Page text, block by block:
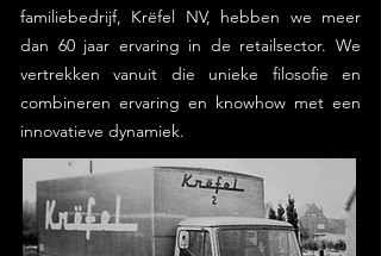
familiebedrijf, Krëfel NV, hebben we meer
dan 60 jaar ervaring in de retailsector. We
vertrekken vanuit die unieke filosofie en
combineren ervaring en knowhow met een
innovatieve dynamiek.